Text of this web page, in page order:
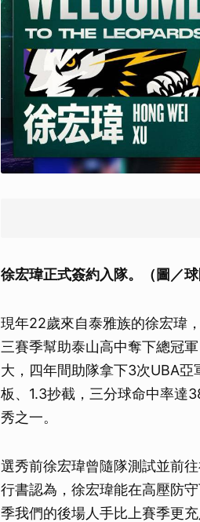
徐宏瑋正式簽約入隊。（圖／球
現年22歲來自泰雅族的徐宏瑋
三賽季幫助泰山高中奪下總冠
大，四年間助隊拿下3次UBA亞
板、1.3抄截，三分球命中率達
秀之一。
選秀前徐宏瑋曾隨隊測試並前
行書認為，徐宏瑋能在高壓防
季我們的後場人手比上賽季更